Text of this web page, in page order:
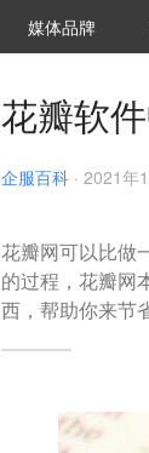
媒体品牌
花瓣软
企服百科 · 2021年
花瓣网可以比做
的过程，花瓣网
西，帮助你来节